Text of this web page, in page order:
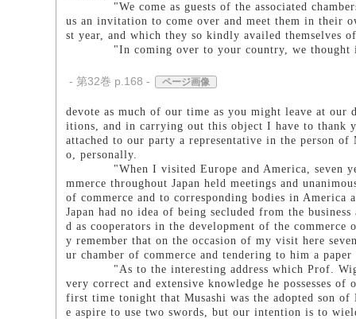
"We come as guests of the associated chambers
us an invitation to come over and meet them in
st year, and which they so kindly availed themselves
"In coming over to your country, we thought
- 第32巻 p.168 - ページ画像
devote as much of our time as you might leave at
itions, and in carrying out this object I have to thank
attached to our party a representative in the person
o, personally.
"When I visited Europe and America, seven
mmerce throughout Japan held meetings and
of commerce and to corresponding bodies in America
Japan had no idea of being secluded from the
d as cooperators in the development of the
y remember that on the occasion of my visit here
ur chamber of commerce and tendering to him a
"As to the interesting address which Prof.
very correct and extensive knowledge he possesses
first time tonight that Musashi was the adopted son
e aspire to use two swords, but our intention is to